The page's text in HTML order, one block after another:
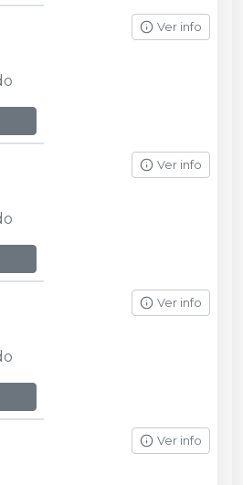
Ver info
Ver info
Ver info
Ver info